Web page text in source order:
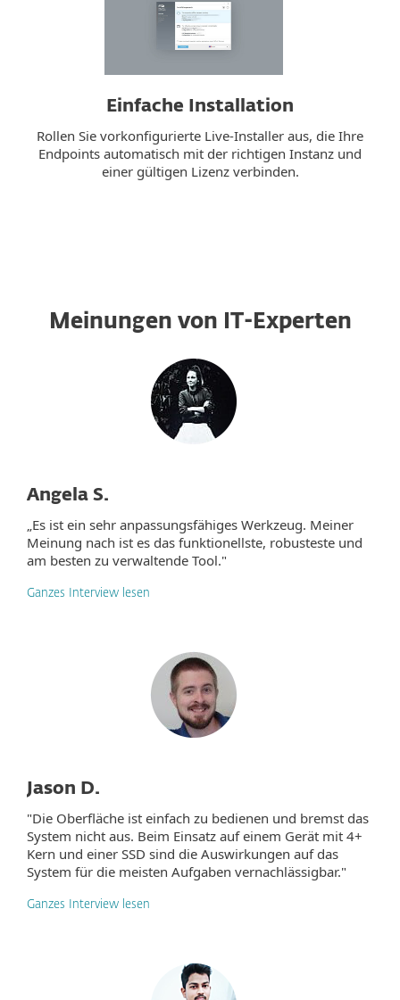
Einfache Installation
Rollen Sie vorkonfigurierte Live-Installer aus, die Ihre
Endpoints automatisch mit der richtigen Instanz und
einer gültigen Lizenz verbinden.
Meinungen von IT-Experten
Angela S.
„Es ist ein sehr anpassungsfähiges Werkzeug. Meiner
Meinung nach ist es das funktionellste, robusteste und
am besten zu verwaltende Tool."
Ganzes Interview lesen
Jason D.
"Die Oberfläche ist einfach zu bedienen und bremst das
System nicht aus. Beim Einsatz auf einem Gerät mit 4+
Kern und einer SSD sind die Auswirkungen auf das
System für die meisten Aufgaben vernachlässigbar."
Ganzes Interview lesen